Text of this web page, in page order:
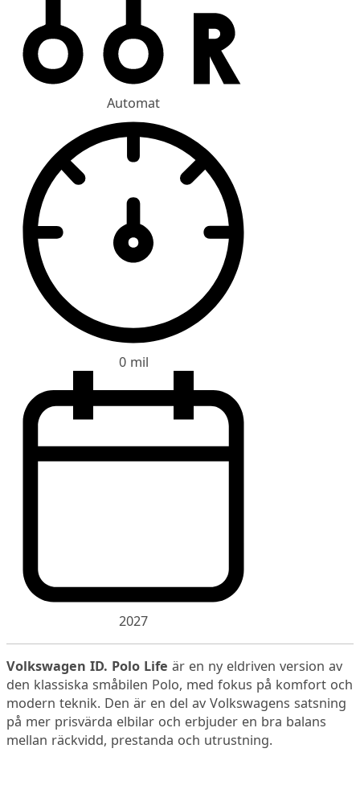
Automat
0 mil
2027
Volkswagen ID. Polo Life är en ny eldriven version av
den klassiska småbilen Polo, med fokus på komfort och
modern teknik. Den är en del av Volkswagens satsning
på mer prisvärda elbilar och erbjuder en bra balans
mellan räckvidd, prestanda och utrustning.